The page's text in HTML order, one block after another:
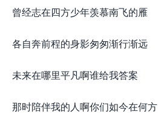
曾经志在四方少年羡慕南飞的雁
各自奔前程的身影匆匆渐行渐远
未来在哪里平凡啊谁给我答案
那时陪伴我的人啊你们如今在何方